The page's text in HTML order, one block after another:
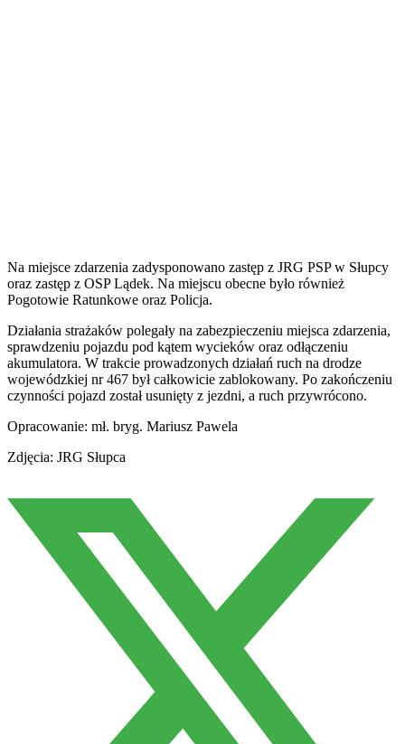
Na miejsce zdarzenia zadysponowano zastęp z JRG PSP w Słupcy
oraz zastęp z OSP Lądek. Na miejscu obecne było również
Pogotowie Ratunkowe oraz Policja.
Działania strażaków polegały na zabezpieczeniu miejsca zdarzenia,
sprawdzeniu pojazdu pod kątem wycieków oraz odłączeniu
akumulatora. W trakcie prowadzonych działań ruch na drodze
wojewódzkiej nr 467 był całkowicie zablokowany. Po zakończeniu
czynności pojazd został usunięty z jezdni, a ruch przywrócono.
Opracowanie: mł. bryg. Mariusz Pawela
Zdjęcia: JRG Słupca